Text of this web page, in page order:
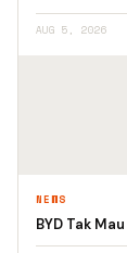
AUG 5, 2026
NEWS
BYD Tak